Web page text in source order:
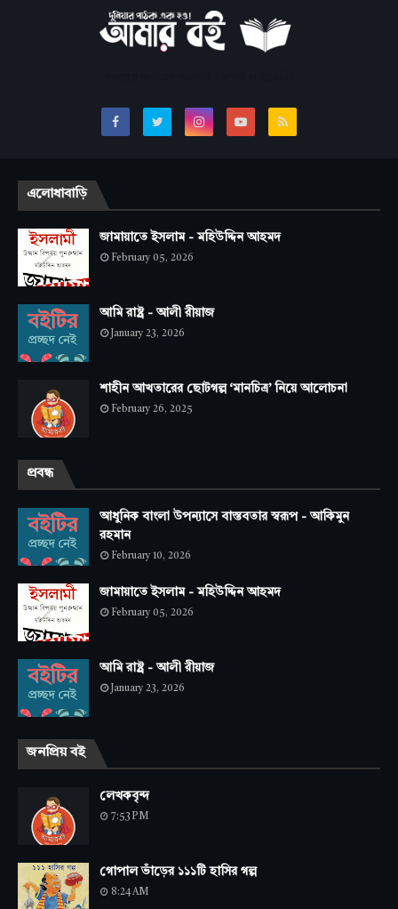
এলোধাবাড়ি
জামায়াতে ইসলাম - মহিউদ্দিন আহমদ
February 05, 2026
আমি রাষ্ট্র - আলী রীয়াজ
January 23, 2026
শাহীন আখতারের ছোটগল্প ‘মানচিত্র’ নিয়ে আলোচনা
February 26, 2025
প্রবন্ধ
আধুনিক বাংলা উপন্যাসে বাস্তবতার স্বরূপ - আকিমুন
রহমান
February 10, 2026
জামায়াতে ইসলাম - মহিউদ্দিন আহমদ
February 05, 2026
আমি রাষ্ট্র - আলী রীয়াজ
January 23, 2026
জনপ্রিয় বই
লেখকবৃন্দ
7:53 PM
গোপাল ভাঁড়ের ১১১টি হাসির গল্প
8:24 AM